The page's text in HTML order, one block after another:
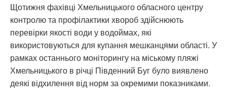
Щотижня фахівці Хмельницького обласного центру
контролю та профілактики хвороб здійснюють
перевірки якості води у водоймах, які
використовуються для купання мешканцями області. У
рамках останнього моніторингу на міському пляжі
Хмельницького в річці Південний Буг було виявлено
деякі відхилення від норм за окремими показниками.